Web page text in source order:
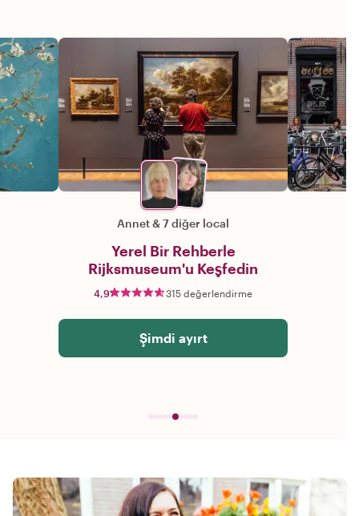
Annet&7 diğer local
Yerel Bir Rehberle
Rijksmuseum'u Keşfedin
4,9 315 değerlendirme
Şimdi ayırt